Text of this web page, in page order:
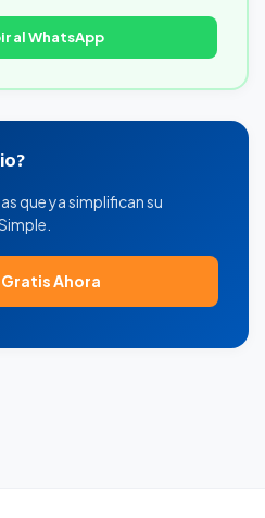
al WhatsApp
que ya simplifican su
Ahora